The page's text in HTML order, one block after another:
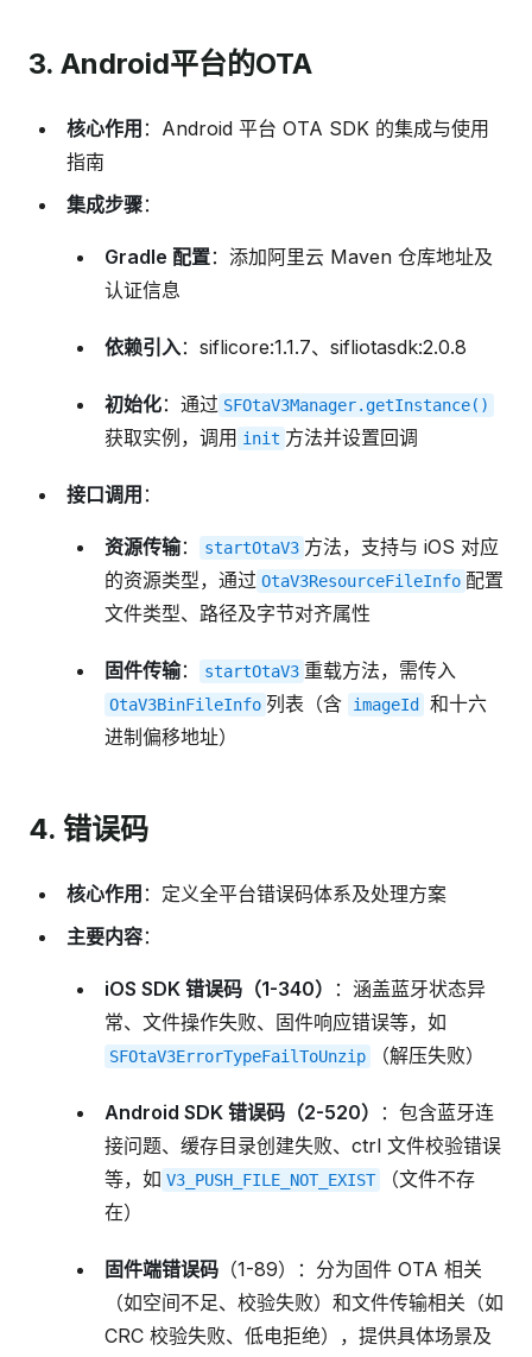
3. Android平台的OTA
核心作用 ：Android 平台 OTA SDK 的集成与使用
指南
集成步骤：
Gradle 配置：添加阿里云 Maven 仓库地址及
认证信息
依赖引入：siflicore:1.1.7、sifliotasdk:2.0.8
初始化：通过 SFOtaV3Manager.getInstance()
获取实例，调用 init 方法并设置回调
接口调用 ：
资源传输： startOtaV3 方法，支持与 iOS 对应
的资源类型，通过 OtaV3ResourceFileInfo 配置
文件类型、路径及字节对齐属性
固件传输： startOtaV3 重载方法，需传入
OtaV3BinFileInfo 列表（含 imageId 和十六
进制偏移地址）
4. 错误码
核心作用 ：定义全平台错误码体系及处理方案
主要内容：
iOS SDK 错误码（1-340）
：涵盖蓝牙状态异
常、文件操作失败、固件响应错误等，如
SFOtaV3ErrorTypeFailToUnzip （解压失败）
Android SDK 错误码（2-520）
：包含蓝牙连
接问题、缓存目录创建失败、ctrl 文件校验错误
等，如 V3_PUSH_FILE_NOT_EXIST
（文件不存
在）
固件端错误码 （1-89）：分为固件 OTA 相关
（如空间不足、校验失败）和文件传输相关（如
CRC 校验失败、低电拒绝），提供具体场景及